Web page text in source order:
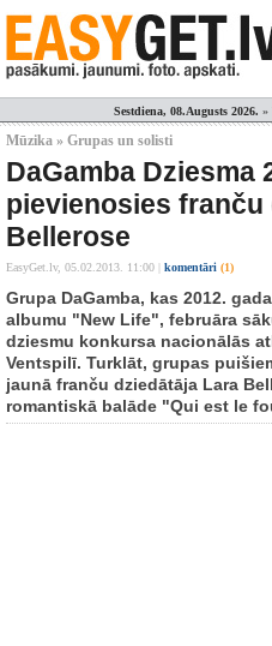
Sestdiena, 08.Augusts 2026. »
Mūzika » Grupas un solisti
DaGamba Dziesma
pievienosies franču
Bellerose
EasyGet.lv, 05.02.2013. 11:00 komentāri (1)
Grupa DaGamba, kas 2012.
albumu "New Life", februāra
dziesmu konkursa nacionālās
Ventspilī. Turklāt, grupas
jaunā franču dziedātāja Lara
romantiskā balāde "Qui est le